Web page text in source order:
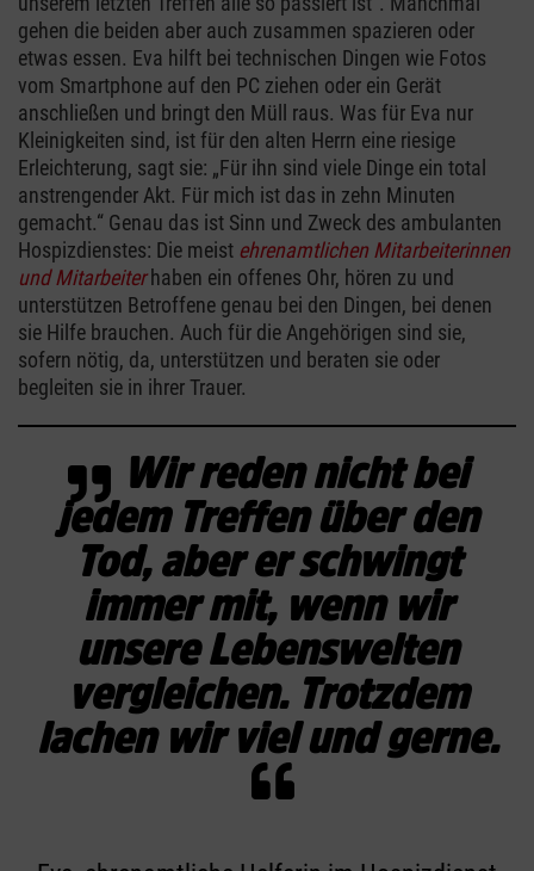
gehen die beiden aber auch zusammen spazieren oder
etwas essen. Eva hilft bei technischen Dingen wie Fotos
vom Smartphone auf den PC ziehen oder ein Gerät
anschließen und bringt den Müll raus. Was für Eva nur
Kleinigkeiten sind, ist für den alten Herrn eine riesige
Erleichterung, sagt sie: „Für ihn sind viele Dinge ein total
anstrengender Akt. Für mich ist das in zehn Minuten
gemacht.“ Genau das ist Sinn und Zweck des ambulanten
Hospizdienstes: Die meist ehrenamtlichen Mitarbeiterinnen
und Mitarbeiterhaben ein offenes Ohr, hören zu und
unterstützen Betroffene genau bei den Dingen, bei denen
sie Hilfe brauchen. Auch für die Angehörigen sind sie,
sofern nötig, da, unterstützen und beraten sie oder
begleiten sie in ihrer Trauer.
Wir reden nicht bei
jedem Treffen über den
Tod, aber er schwingt
immer mit, wenn wir
unsere Lebenswelten
vergleichen. Trotzdem
lachen wir viel und gerne.